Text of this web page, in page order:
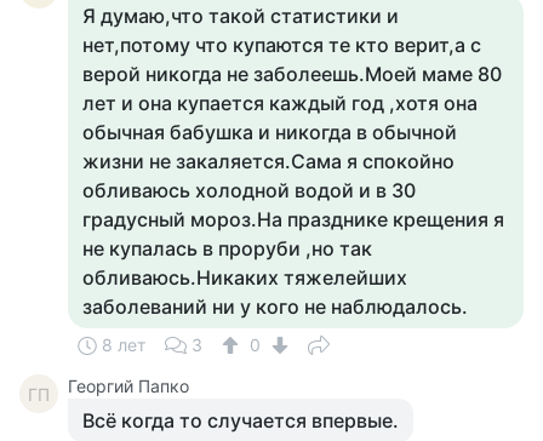
Я думаю,что такой статистики и
нет,потому что купаются те кто верит,а с
верой никогда не заболеешь.Моей маме 80
лет и она купается каждый год ,хотя она
обычная бабушка и никогда в обычной
жизни не закаляется.Сама я спокойно
обливаюсь холодной водой и в 30
градусный мороз.На празднике крещения я
не купалась в проруби ,но так
обливаюсь.Никаких тяжелейших
заболеваний ни у кого не наблюдалось.
8 лет 3 0
ГП Георгий Папко
Всё когда то случается впервые.